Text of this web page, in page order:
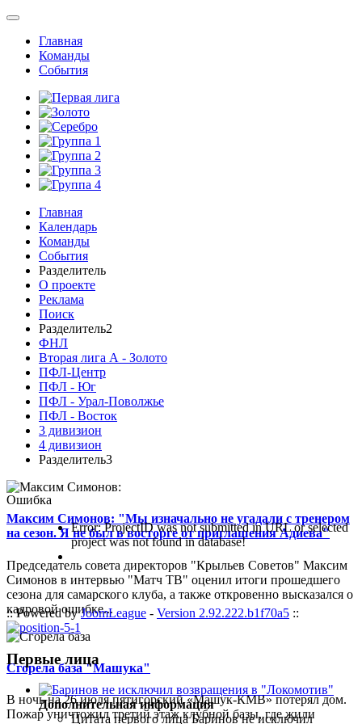
Главная
Команды
События
Главная
Календарь
Команды
События
Разделитель
О проекте
Реклама
Поиск
Разделитель2
ФНЛ
Вторая лига А - Золото
ПФЛ-Центр
ПФЛ - Юг
ПФЛ - Урал-Поволжье
ПФЛ - Восток
3 дивизион
4 дивизион
Разделитель3
Максим Симонов: "Мы изначально не угадали с тренером
на сезон. Я не был в восторге от приглашения Адиева"
Председатель совета директоров "Крыльев Советов" Максим
Симонов в интервью "Матч ТВ" оценил итоги прошедшего
сезона для самарского клуба, а также откровенно высказался о
кадровой ошибке...
Сгорела база "Машука"
В ночь на 26 июля пятигорский «Машук-КМВ» потерял дом.
Пожар уничтожил третий этаж клубной базы, где жили
Ошибка
Error: ProjectID was not submitted in URL or selected
project was not found in database!
:: Powered byJoomLeague - Version 2.92.222.b1f70a5 ::
Первые лица
Дополнительная информация
Цитата первого лица Баринов не исключил